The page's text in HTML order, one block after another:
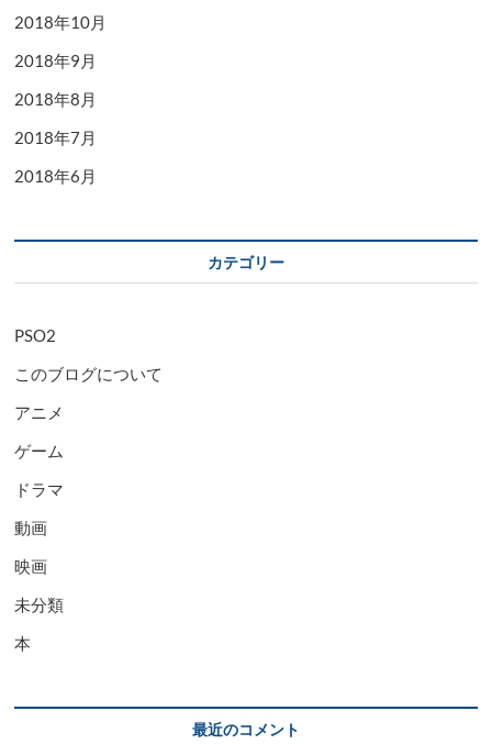
2018年10月
2018年9月
2018年8月
2018年7月
2018年6月
カテゴリー
PSO2
このブログについて
アニメ
ゲーム
ドラマ
動画
映画
未分類
本
最近のコメント